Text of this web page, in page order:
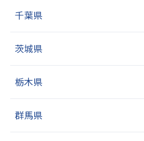
千葉県
茨城県
栃木県
群馬県